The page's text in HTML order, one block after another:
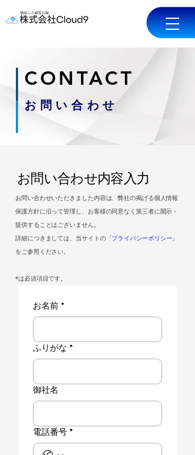
CONTACT
お問い合わせ
​​お問い合わせ内容入力
お問い合わせいただきました内容は、弊社の掲げる個人情報
保護方針に沿って管理し、お客様の同意なく第三者に開示・
提供することはございません。
詳細につきましては、当サイトの「 プライバシーポリシー 」
をご参照ください。
​*は必須項目です。
お名前 *
ふりがな *
御社名
電話番号 *